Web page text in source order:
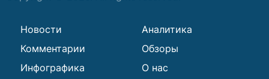
Новости
Аналитика
Комментарии
Обзоры
Инфографика
О нас